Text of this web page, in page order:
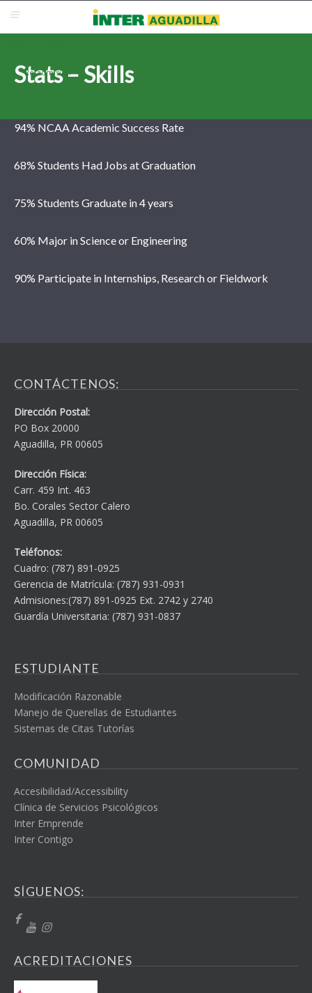
Correo Electrónico
Re-admisión
Stats – Skills
94% NCAA Academic Success Rate
68% Students Had Jobs at Graduation
75% Students Graduate in 4 years
60% Major in Science or Engineering
90% Participate in Internships, Research or Fieldwork
CONTÁCTENOS:
Dirección Postal:
PO Box 20000
Aguadilla, PR 00605
Dirección Física:
Carr. 459 Int. 463
Bo. Corales Sector Calero
Aguadilla, PR 00605
Teléfonos:
Cuadro: (787) 891-0925
Gerencia de Matrícula: (787) 931-0931
Admisiones:(787) 891-0925 Ext. 2742 y 2740
Guardía Universitaria: (787) 931-0837
ESTUDIANTE
Modificación Razonable
Manejo de Querellas de Estudiantes
Sistemas de Citas Tutorías
COMUNIDAD
Accesibilidad/Accessibility
Clínica de Servicios Psicológicos
Inter Emprende
Inter Contigo
SÍGUENOS:
ACREDITACIONES